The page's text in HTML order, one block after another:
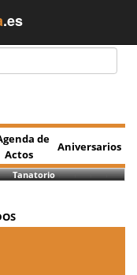
.es
de
Actos
Aniversarios
Tanatorio